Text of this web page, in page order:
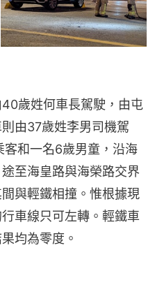
歲姓何車長駕駛，由屯
由37歲姓李男司機駕
和一名6歲男童，沿海
至海皇路與海榮路交界
與輕鐵相撞。惟根據現
車線只可左轉。輕鐵車
均為零度。